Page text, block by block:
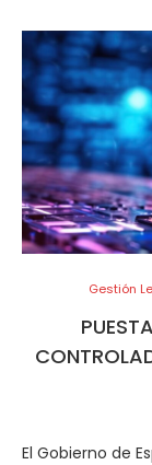
Gestión
El Gobierno de